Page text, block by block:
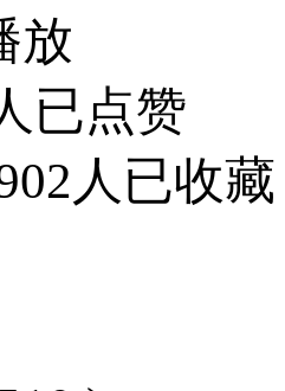
放
已点赞
人已收藏